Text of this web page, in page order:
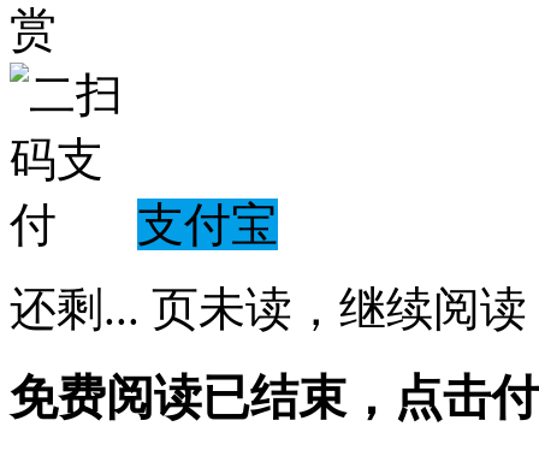
赏
支付宝
还剩 ... 页未读， 继续阅读
免费阅读已结束，点击